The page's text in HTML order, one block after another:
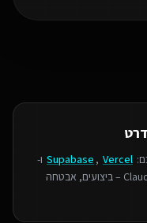
Supabase , Vercel
ו-
בפיתוח מואץ עם Claude Code – ביצועים, אבטחה